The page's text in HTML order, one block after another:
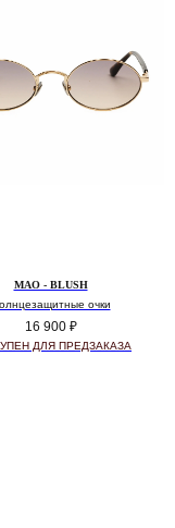
MAO - BLUSH
очки
16 900 ₽